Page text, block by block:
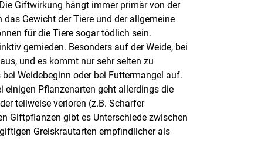
Skip to main content
Giftwirkung hängt immer primär von der
Gewicht der Tiere und der allgemeine
für die Tiere sogar tödlich sein.
gemieden. Besonders auf der Weide, bei
und es kommt nur sehr selten zu
Weidebeginn oder bei Futtermangel auf.
einigen Pflanzenarten geht allerdings die
teilweise verloren (z.B. Scharfer
Giftpflanzen gibt es Unterschiede zwischen
Greiskrautarten empfindlicher als